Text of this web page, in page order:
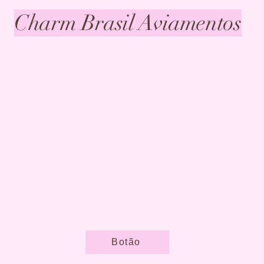
Charm Brasil Aviamentos
Botão